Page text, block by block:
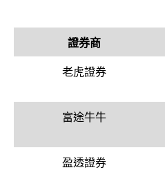
證券商
老虎證券
富途牛牛
盈透證券